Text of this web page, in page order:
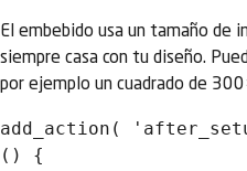
El embebido usa un tamaño de
siempre casa con tu diseño.
por ejemplo un cuadrado de
add_action(
() {